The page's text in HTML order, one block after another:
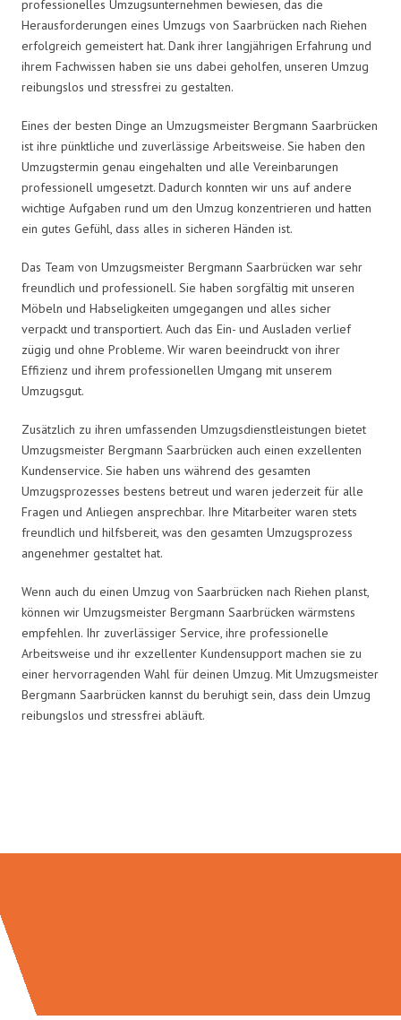
professionelles Umzugsunternehmen bewiesen, das die
Herausforderungen eines Umzugs von Saarbrücken nach Riehen
erfolgreich gemeistert hat. Dank ihrer langjährigen Erfahrung und
ihrem Fachwissen haben sie uns dabei geholfen, unseren Umzug
reibungslos und stressfrei zu gestalten.
Eines der besten Dinge an Umzugsmeister Bergmann Saarbrücken
ist ihre pünktliche und zuverlässige Arbeitsweise. Sie haben den
Umzugstermin genau eingehalten und alle Vereinbarungen
professionell umgesetzt. Dadurch konnten wir uns auf andere
wichtige Aufgaben rund um den Umzug konzentrieren und hatten
ein gutes Gefühl, dass alles in sicheren Händen ist.
Das Team von Umzugsmeister Bergmann Saarbrücken war sehr
freundlich und professionell. Sie haben sorgfältig mit unseren
Möbeln und Habseligkeiten umgegangen und alles sicher
verpackt und transportiert. Auch das Ein- und Ausladen verlief
zügig und ohne Probleme. Wir waren beeindruckt von ihrer
Effizienz und ihrem professionellen Umgang mit unserem
Umzugsgut.
Zusätzlich zu ihren umfassenden Umzugsdienstleistungen bietet
Umzugsmeister Bergmann Saarbrücken auch einen exzellenten
Kundenservice. Sie haben uns während des gesamten
Umzugsprozesses bestens betreut und waren jederzeit für alle
Fragen und Anliegen ansprechbar. Ihre Mitarbeiter waren stets
freundlich und hilfsbereit, was den gesamten Umzugsprozess
angenehmer gestaltet hat.
Wenn auch du einen Umzug von Saarbrücken nach Riehen planst,
können wir Umzugsmeister Bergmann Saarbrücken wärmstens
empfehlen. Ihr zuverlässiger Service, ihre professionelle
Arbeitsweise und ihr exzellenter Kundensupport machen sie zu
einer hervorragenden Wahl für deinen Umzug. Mit Umzugsmeister
Bergmann Saarbrücken kannst du beruhigt sein, dass dein Umzug
reibungslos und stressfrei abläuft.